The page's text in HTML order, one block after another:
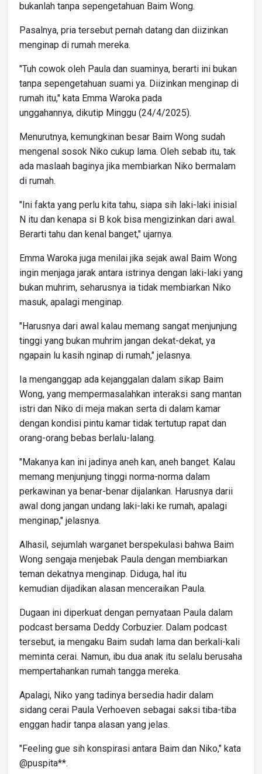
bukanlah tanpa sepengetahuan Baim Wong.
Pasalnya, pria tersebut pernah datang dan diizinkan
menginap di rumah mereka.
"Tuh cowok oleh Paula dan suaminya, berarti ini bukan
tanpa sepengetahuan suami ya. Diizinkan menginap di
rumah itu," kata Emma Waroka pada
unggahannya, dikutip Minggu (24/4/2025).
Menurutnya, kemungkinan besar Baim Wong sudah
mengenal sosok Niko cukup lama. Oleh sebab itu, tak
ada maslaah baginya jika membiarkan Niko bermalam
di rumah.
"Ini fakta yang perlu kita tahu, siapa sih laki-laki inisial
N itu dan kenapa si B kok bisa mengizinkan dari awal.
Berarti tahu dan kenal banget," ujarnya.
Emma Waroka juga menilai jika sejak awal Baim Wong
ingin menjaga jarak antara istrinya dengan laki-laki yang
bukan muhrim, seharusnya ia tidak membiarkan Niko
masuk, apalagi menginap.
"Harusnya dari awal kalau memang sangat menjunjung
tinggi yang bukan muhrim jangan dekat-dekat, ya
ngapain lu kasih nginap di rumah," jelasnya.
Ia menganggap ada kejanggalan dalam sikap Baim
Wong, yang mempermasalahkan interaksi sang mantan
istri dan Niko di meja makan serta di dalam kamar
dengan kondisi pintu kamar tidak tertutup rapat dan
orang-orang bebas berlalu-lalang.
"Makanya kan ini jadinya aneh kan, aneh banget. Kalau
memang menjunjung tinggi norma-norma dalam
perkawinan ya benar-benar dijalankan. Harusnya darii
awal dong jangan undang laki-laki ke rumah, apalagi
menginap," jelasnya.
Alhasil, sejumlah warganet berspekulasi bahwa Baim
Wong sengaja menjebak Paula dengan membiarkan
teman dekatnya menginap. Diduga, hal itu
kemudian dijadikan alasan menceraikan Paula.
Dugaan ini diperkuat dengan pernyataan Paula dalam
podcast bersama Deddy Corbuzier. Dalam podcast
tersebut, ia mengaku Baim sudah lama dan berkali-kali
meminta cerai. Namun, ibu dua anak itu selalu berusaha
mempertahankan rumah tangga mereka.
Apalagi, Niko yang tadinya bersedia hadir dalam
sidang cerai Paula Verhoeven sebagai saksi tiba-tiba
enggan hadir tanpa alasan yang jelas.
"Feeling gue sih konspirasi antara Baim dan Niko," kata
@puspita**.